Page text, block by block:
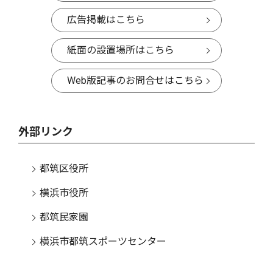
広告掲載はこちら
紙面の設置場所はこちら
Web版記事のお問合せはこちら
外部リンク
都筑区役所
横浜市役所
都筑民家園
横浜市都筑スポーツセンター